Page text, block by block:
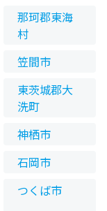
那珂郡東海
村
笠間市
東茨城郡大
洗町
神栖市
石岡市
つくば市